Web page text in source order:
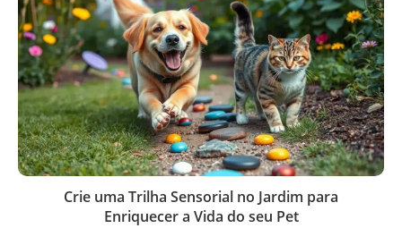
Crie uma Trilha Sensorial no Jardim para
Enriquecer a Vida do seu Pet